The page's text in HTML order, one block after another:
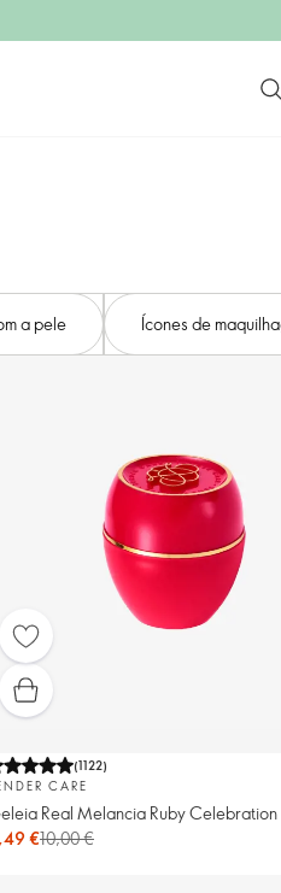
a pele Ícones de
(1122)
CARE
Real Melancia Ruby Celebration
€10,00 €